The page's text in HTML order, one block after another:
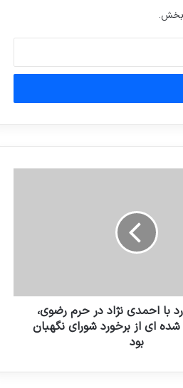
گردی : علی علیپور با همسر و
بخش.
با احمدی نژاد در حرم رضوی،
ای از برخورد شورای نگهبان
بود